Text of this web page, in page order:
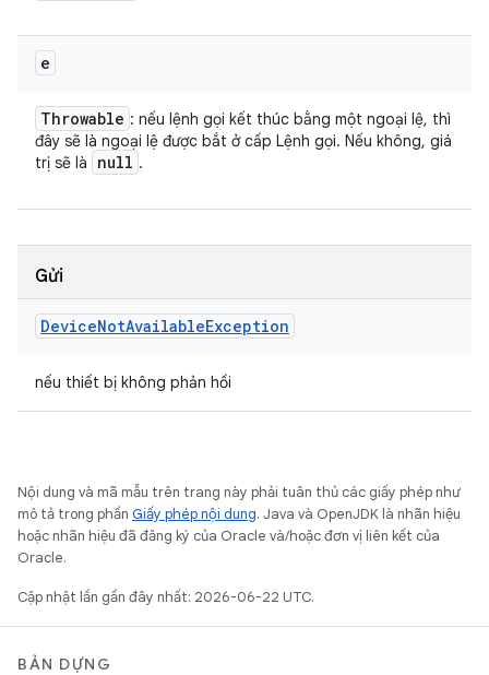
e
Throwable : nếu lệnh gọi kết thúc bằng một ngoại lệ, thì
đây sẽ là ngoại lệ được bắt ở cấp Lệnh gọi. Nếu không, giá
trị sẽ là
null .
Gửi
DeviceNotAvailableException
nếu thiết bị không phản hồi
Nội dung và mã mẫu trên trang này phải tuân thủ các giấy phép như
mô tả trong phần Giấy phép nội dung. Java và OpenJDK là nhãn hiệu
hoặc nhãn hiệu đã đăng ký của Oracle và/hoặc đơn vị liên kết của
Oracle.
Cập nhật lần gần đây nhất: 2026-06-22 UTC.
BẢN DỰNG